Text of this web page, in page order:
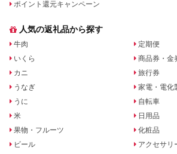
ポイント還元キャンペーン
人気の返礼品から探す
牛肉
いくら
カニ
うなぎ
うに
米
果物・フルーツ
ビール
定期便
商品券・金
旅行券
家電・電化
自転車
日用品
化粧品
アクセサリ